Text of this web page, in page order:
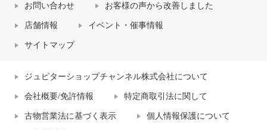
お問い合わせ お客様の声から改善しました
店舗情報 イベント・催事情報
サイトマップ
ジュピターショップチャンネル株式会社について
会社概要/免許情報 特定商取引法に関して
古物営業法に基づく表示 個人情報保護について